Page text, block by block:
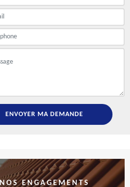
NOS ENGAGEMENTS